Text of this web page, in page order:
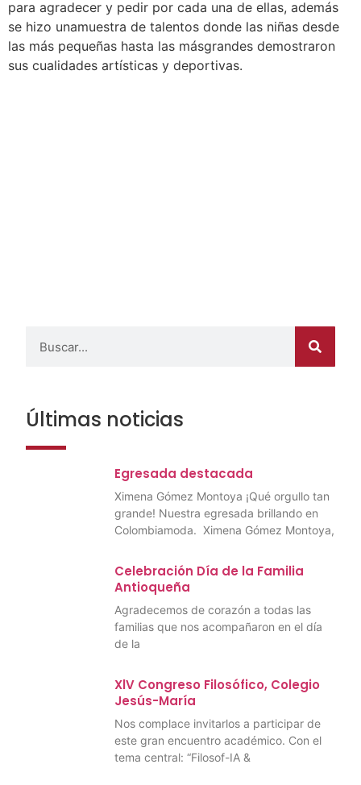
para agradecer y pedir por cada una de ellas, además
se hizo unamuestra de talentos donde las niñas desde
las más pequeñas hasta las másgrandes demostraron
sus cualidades artísticas y deportivas.
Últimas noticias
Egresada destacada
Ximena Gómez Montoya ¡Qué orgullo tan
grande! Nuestra egresada brillando en
Colombiamoda. Ximena Gómez Montoya,
Celebración Día de la Familia
Antioqueña
Agradecemos de corazón a todas las
familias que nos acompañaron en el día
de la
XlV Congreso Filosófico, Colegio
Jesús-María
Nos complace invitarlos a participar de
este gran encuentro académico. Con el
tema central: “Filosof-IA &